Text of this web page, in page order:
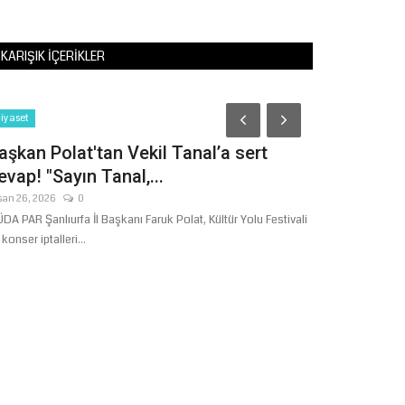
KARIŞIK İÇERIKLER
Polat'tan Vekil Tanal’a sert
"Sayın Tanal,...
26, 2026 0
PAR Şanlıurfa İl Başkanı Faruk Polat, Kültür Yolu Festivali
iptalleri...